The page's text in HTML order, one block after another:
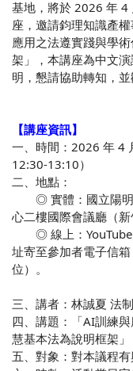
基地，將於 2026 年 4
座，邀請鈞理知識產
應用之法遵實踐與學
架」，本講座為中文
明，懇請協助轉知，
【講座資訊】
一、時間：2026 年 4
12:30-13:10）
二、地點：
◎ 實體：國立陽明
心二樓國際會議廳（
◎ 線上：YouTube
址寄至參加者電子信
位）。
三、講者：林誠夏 法
四、講題：「AI訓練
慧基本法為說明框架」
五、對象：對本議程